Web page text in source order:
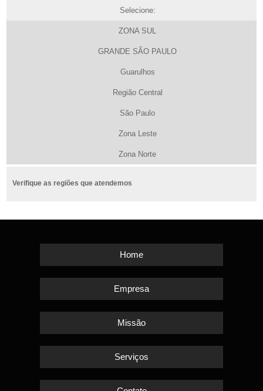
Selecione:
ZONA SUL
GRANDE SÃO PAULO
Guarulhos
Região Central
São Paulo
Zona Leste
Zona Norte
Verifique as regiões que atendemos
Home
Empresa
Missão
Serviços